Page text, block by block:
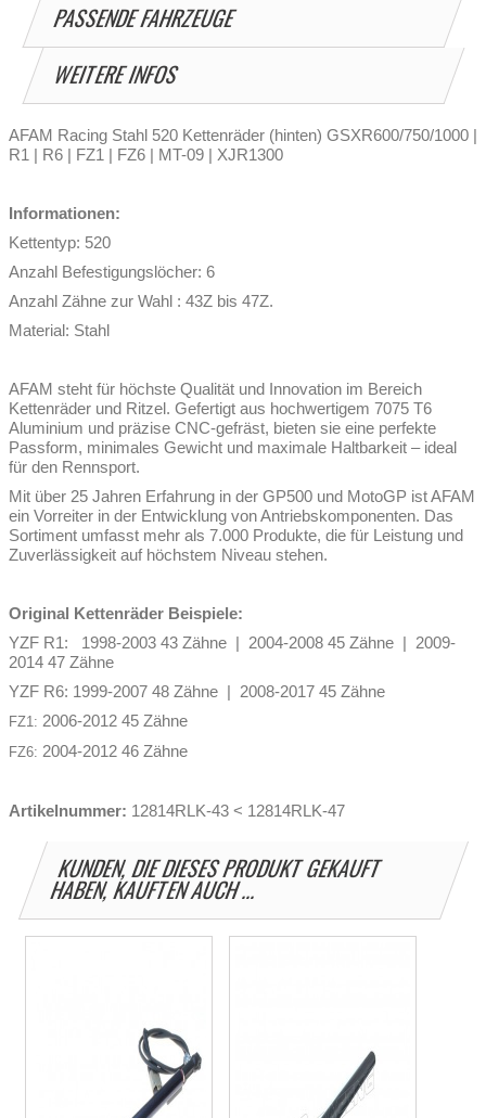
PASSENDE FAHRZEUGE
WEITERE INFOS
AFAM Racing Stahl 520 Kettenräder (hinten) GSXR600/750/1000 |
R1 | R6 | FZ1 | FZ6 | MT-09 | XJR1300
Informationen:
Kettentyp: 520
Anzahl Befestigungslöcher: 6
Anzahl Zähne zur Wahl : 43Z bis 47Z.
Material: Stahl
AFAM steht für höchste Qualität und Innovation im Bereich
Kettenräder und Ritzel. Gefertigt aus hochwertigem 7075 T6
Aluminium und präzise CNC-gefräst, bieten sie eine perfekte
Passform, minimales Gewicht und maximale Haltbarkeit – ideal
für den Rennsport.
Mit über 25 Jahren Erfahrung in der GP500 und MotoGP ist AFAM
ein Vorreiter in der Entwicklung von Antriebskomponenten. Das
Sortiment umfasst mehr als 7.000 Produkte, die für Leistung und
Zuverlässigkeit auf höchstem Niveau stehen.
Original Kettenräder Beispiele:
YZF R1: 1998-2003 43 Zähne | 2004-2008 45 Zähne | 2009-
2014 47 Zähne
YZF R6: 1999-2007 48 Zähne | 2008-2017 45 Zähne
FZ1: 2006-2012 45 Zähne
FZ6: 2004-2012 46 Zähne
Artikelnummer: 12814RLK-43 < 12814RLK-47
KUNDEN, DIE DIESES PRODUKT GEKAUFT
HABEN, KAUFTEN AUCH ...